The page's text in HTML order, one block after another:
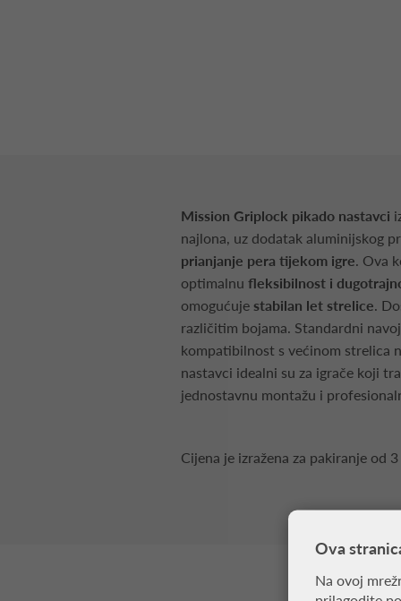
Mission Griplock pikado nastavci
najlona, uz dodatak aluminijskog
prianjanje pera tijekom igre. Ova
optimalnu fleksibilnost i
omogućuje stabilan let strelice.
različitim bojama. Standardni
kompatibilnost s većinom strelica
nastavci idealni su za igrače koji
jednostavnu montažu i
Cijena je izražena za pakiranje od
Ova
Na ovoj